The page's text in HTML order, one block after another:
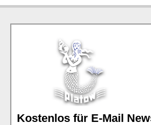
Kostenlos für E-Mail